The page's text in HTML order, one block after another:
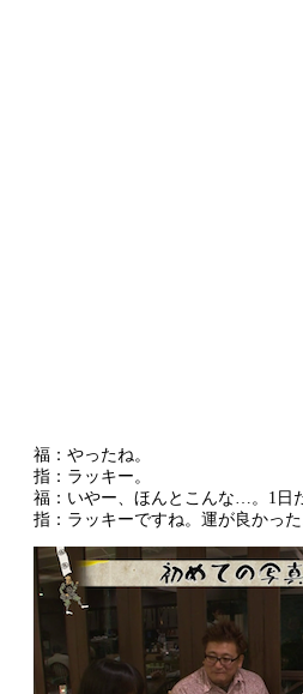
福：やったね。
指：ラッキー。
福：いやー、ほんとこんな…。1日
指：ラッキーですね。運が良かった